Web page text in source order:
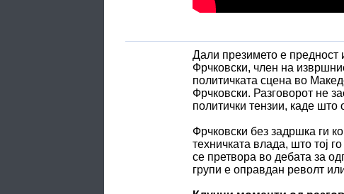
Дали презимето е предност
Фрчковски, член на
политичката сцена во
Фрчковски. Разговорот не
политички тензии, каде што
Фрчковски без задршка ги
техничката влада, што тој
се претвора во дебата за
групи е оправдан револт